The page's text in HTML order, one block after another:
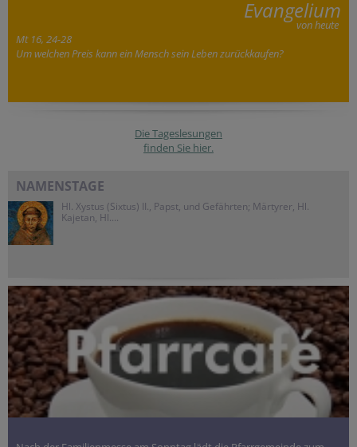
Evangelium
von heute
Mt 16, 24-28
Um welchen Preis kann ein Mensch sein Leben zurückkaufen?
Die Tageslesungen
finden Sie hier.
NAMENSTAGE
Hl. Xystus (Sixtus) II., Papst, und Gefährten; Märtyrer, Hl.
Kajetan, Hl....